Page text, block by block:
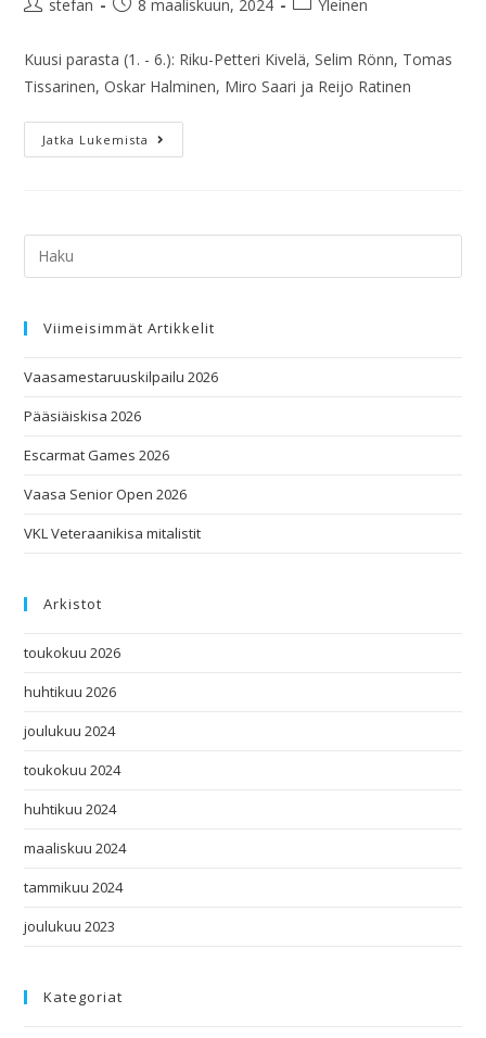
stefan 8 maaliskuun, 2024 Yleinen
Kuusi parasta (1. - 6.): Riku-Petteri Kivelä, Selim Rönn, Tomas
Tissarinen, Oskar Halminen, Miro Saari ja Reijo Ratinen
Jatka Lukemista
Viimeisimmät Artikkelit
Vaasamestaruuskilpailu 2026
Pääsiäiskisa 2026
Escarmat Games 2026
Vaasa Senior Open 2026
VKL Veteraanikisa mitalistit
Arkistot
toukokuu 2026
huhtikuu 2026
joulukuu 2024
toukokuu 2024
huhtikuu 2024
maaliskuu 2024
tammikuu 2024
joulukuu 2023
Kategoriat